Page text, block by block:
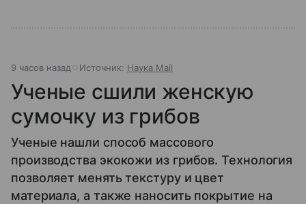
9 часов назад Источник: Наука Mail
Ученые сшили женскую
сумочку из грибов
Ученые нашли способ массового
производства экокожи из грибов. Технология
позволяет менять текстуру и цвет
материала, а также наносить покрытие на